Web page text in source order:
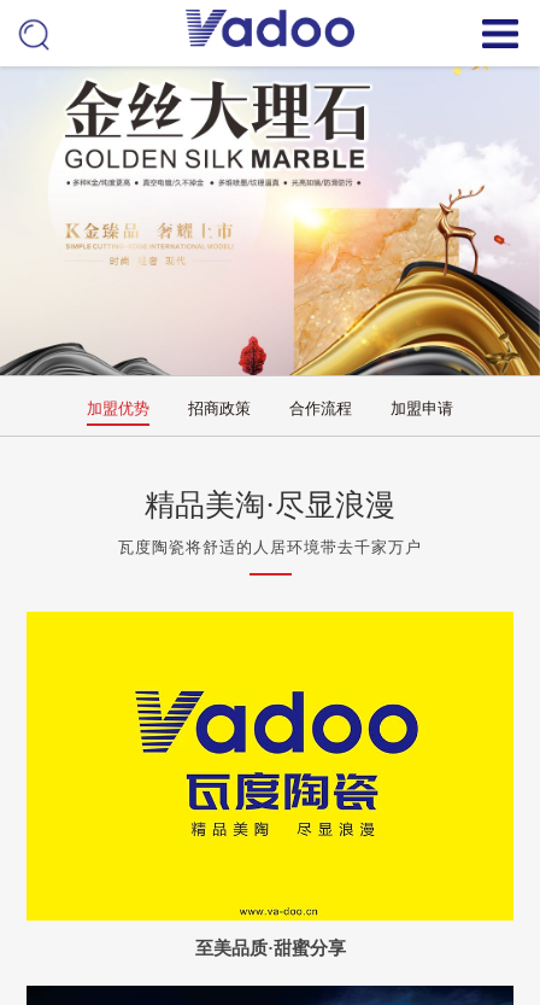
加盟优势 招商政策 合作流程 加盟申请
精品美淘·尽显浪漫
瓦度陶瓷将舒适的人居环境带去千家万户
至美品质·甜蜜分享